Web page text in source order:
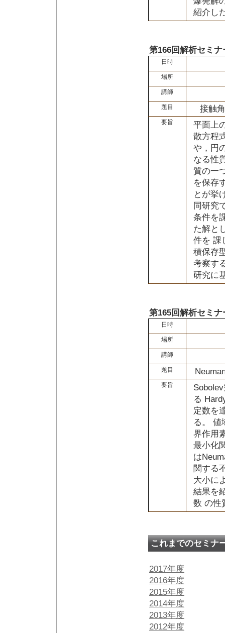
紹介し
第166回解析セミナ
日時
場所
講師
題目 接触
要旨
平面上
散方程
や，円
なる性
質の一
を保存
とが挙
同研究
条件を
た解と
件を 課
積保存
考察す
研究に
第165回解析セミ
日時
場所
講師
題目
要旨
る
定数を
る。 値
界作用
最小化
は
関する
大小に
結果を
数 の性
これまでのセミナ
2017年度
2016年度
2015年度
2014年度
2013年度
2012年度